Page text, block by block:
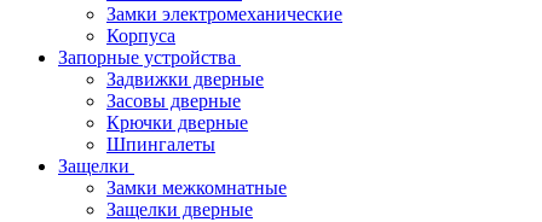
Замки электромеханические
Корпуса
Запорные устройства
Задвижки дверные
Засовы дверные
Крючки дверные
Шпингалеты
Защелки
Замки межкомнатные
Защелки дверные